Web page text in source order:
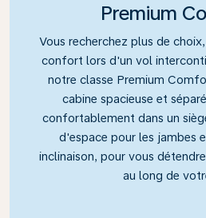
Premium
Vous recherchez plus de
confort lors d'un vol
notre classe Premium
cabine spacieuse et
confortablement dans un
d'espace pour les jambes
inclinaison, pour vous
au long de